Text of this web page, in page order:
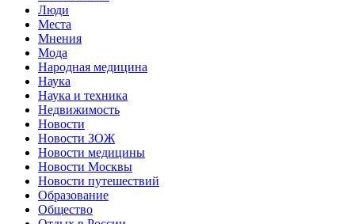
Люди
Места
Мнения
Мода
Народная медицина
Наука
Наука и техника
Недвижимость
Новости
Новости ЗОЖ
Новости медицины
Новости Москвы
Новости путешествий
Образование
Общество